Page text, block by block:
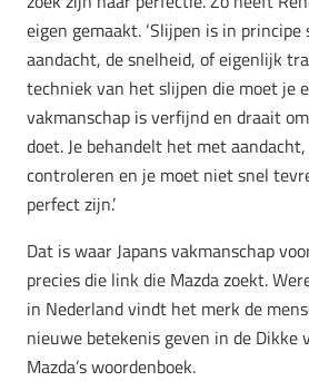
eigen gemaakt. ‘Slijpen is in
aandacht, de snelheid, of eigenlijk
techniek van het slijpen die moet je
vakmanschap is verfijnd en draait
doet. Je behandelt het met
controleren en je moet niet snel
perfect zijn.’
Dat is waar Japans vakmanschap
precies die link die Mazda zoekt.
in Nederland vindt het merk de
nieuwe betekenis geven in de Dikke
Mazda’s woordenboek.